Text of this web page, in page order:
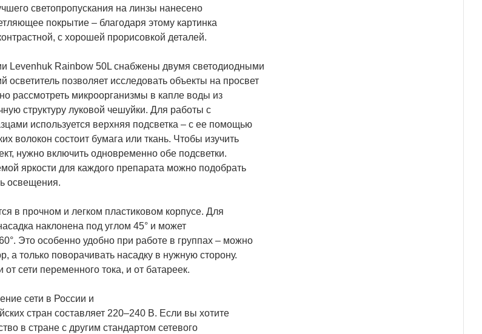
светопропускания на линзы нанесено
покрытие – благодаря этому картинка
с хорошей прорисовкой деталей.
Levenhuk Rainbow 50L снабжены двумя светодиодными
осветитель позволяет исследовать объекты на просвет
рассмотреть микроорганизмы в капле воды из
структуру луковой чешуйки. Для работы с
используется верхняя подсветка – с ее помощью
волокон состоит бумага или ткань. Чтобы изучить
нужно включить одновременно обе подсветки.
яркости для каждого препарата можно подобрать
освещения.
в прочном и легком пластиковом корпусе. Для
наклонена под углом 45° и может
Это особенно удобно при работе в группах – можно
а только поворачивать насадку в нужную сторону.
от сети переменного тока, и от батареек.
сети в России и
стран составляет 220–240 В. Если вы хотите
в стране с другим стандартом сетевого